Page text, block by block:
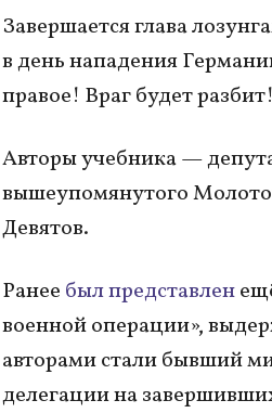
Завершается глава
в день нападения
правое! Враг будет
Авторы учебника —
вышеупомянутого
Девятов.
Ранее был представлен
военной операции»,
авторами стали бывший
делегации на